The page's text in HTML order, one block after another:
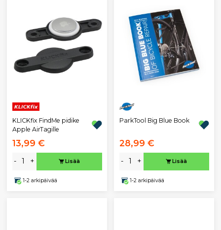
KLICKfix FindMe pidike
Apple AirTagille
13,99 €
- + Lisää
1-2 arkipäivää
ParkTool Big Blue Book
28,99 €
- + Lisää
1-2 arkipäivää